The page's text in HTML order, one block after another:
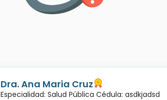
Dra. Ana Maria Cruz
Especialidad: Salud Pública Cédula: asdkjadsd